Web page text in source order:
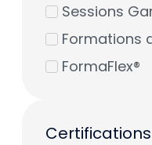
Sessions
Formations
FormaFlex®
Certifications